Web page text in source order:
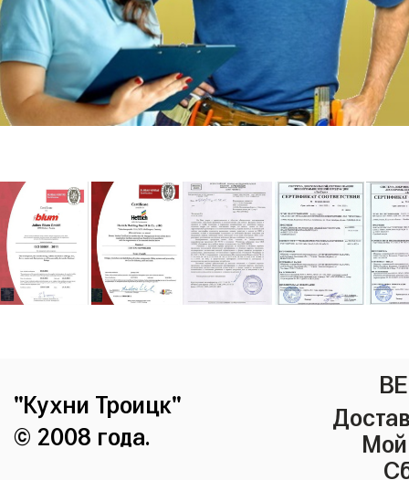
"Кухни Троицк"
© 2008 года.